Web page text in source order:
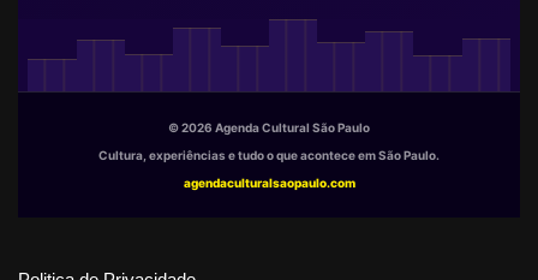
© 2026 Agenda Cultural São Paulo
Cultura, experiências e tudo o que acontece em São Paulo.
agendaculturalsaopaulo.com